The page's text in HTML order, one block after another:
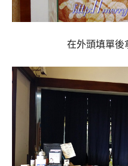
在外頭填單後